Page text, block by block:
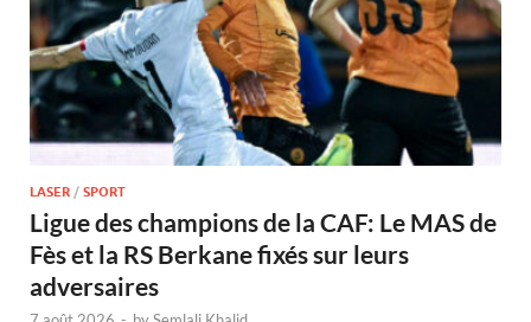
LASER / SPORT
Ligue des champions de la CAF: Le MAS de
Fès et la RS Berkane fixés sur leurs
adversaires